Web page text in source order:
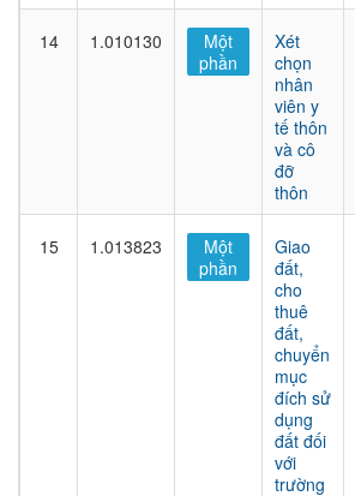
14 1.010130
Một
phần
Xét
chọn
nhân
viên y
tế thôn
và cô
đỡ
thôn
15 1.013823
Một
phần
Giao
đất,
cho
thuê
đất,
chuyển
mục
đích sử
dụng
đất đối
với
trường